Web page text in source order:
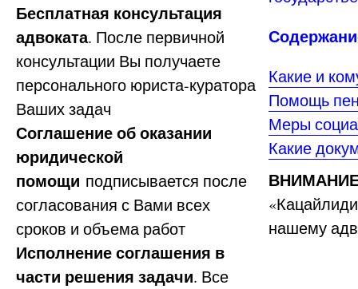
Бесплатная консультация
адвоката. После первичной
консультации Вы получаете
персонального юриста-куратора
Ваших задач
Соглашение об оказании
юридической
помощи подписывается после
согласования с Вами всех
сроков и объема работ
Исполнение соглашения в
части решения задачи. Все
Какие и
Помощь
Меры
Какие
нашему